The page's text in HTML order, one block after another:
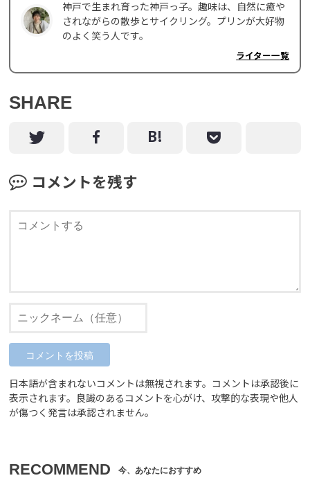
神戸で生まれ育った神戸っ子。趣味は、自然に癒や
されながらの散歩とサイクリング。プリンが大好物
のよく笑う人です。
ライター一覧
SHARE
コメントを残す
日本語が含まれないコメントは無視されます。コメントは承認後に
表示されます。良識のあるコメントを心がけ、攻撃的な表現や他人
が傷つく発言は承認されません。
RECOMMEND